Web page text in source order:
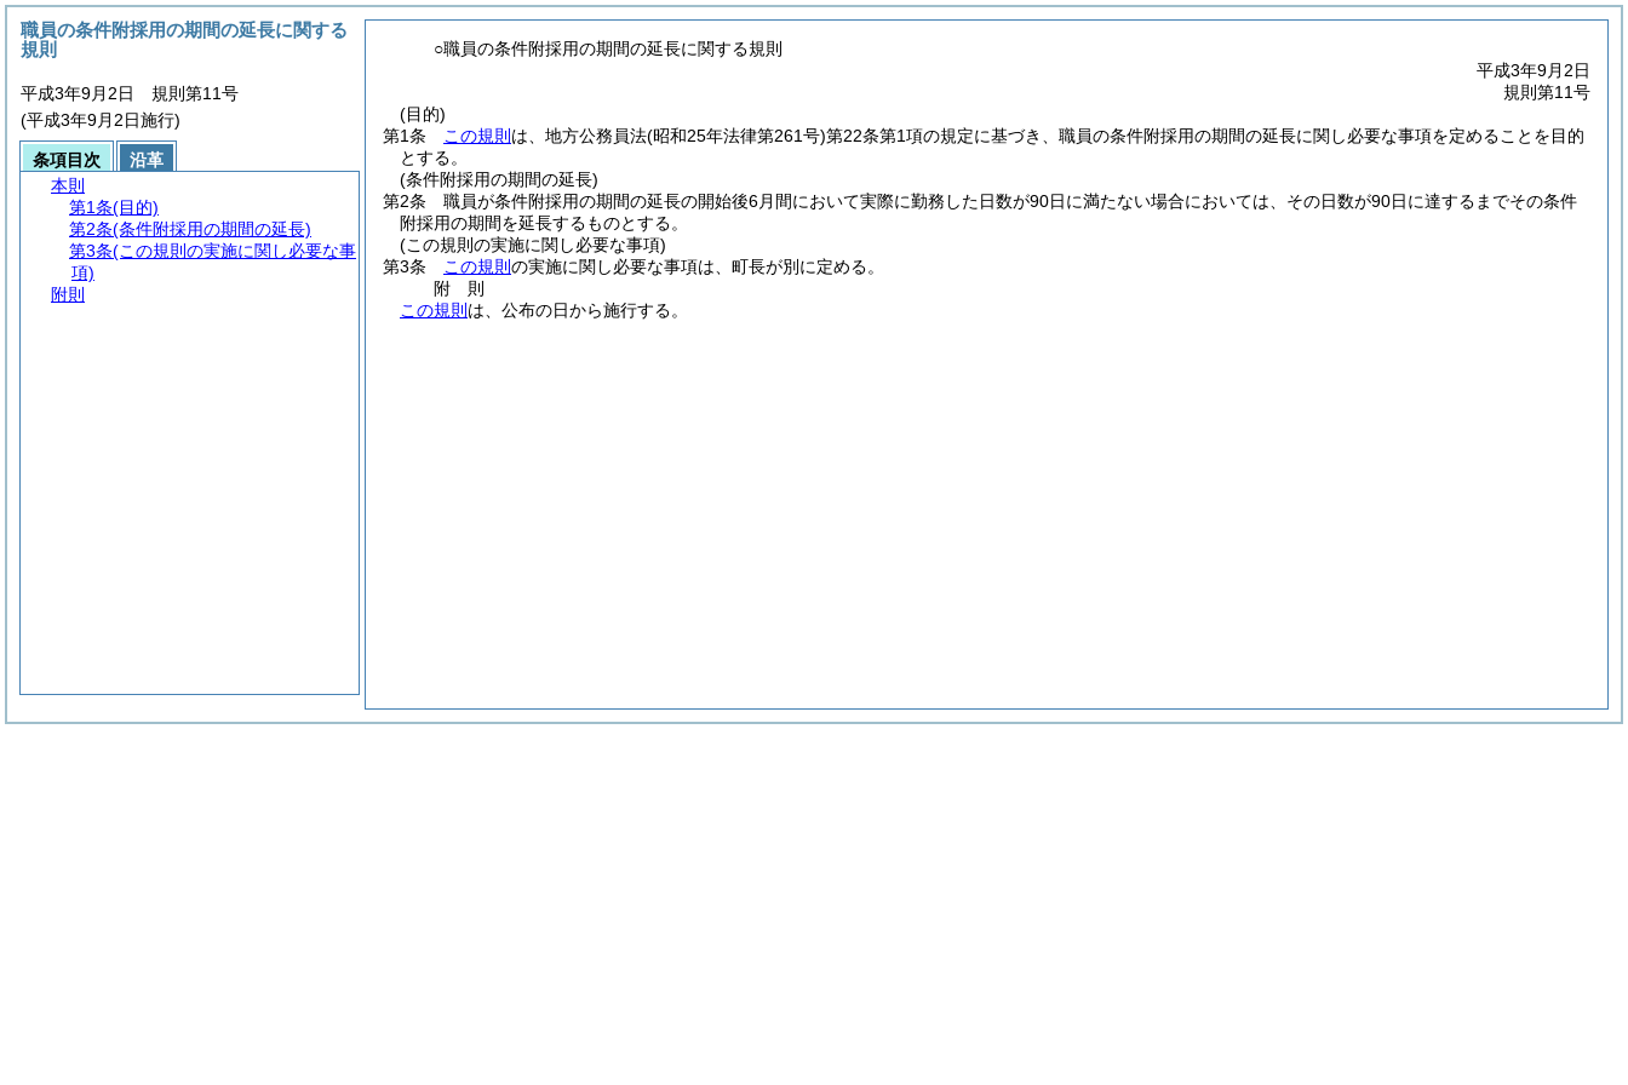
○職員の条件附採用の期間の延長に関する規則
平成3年9月2日
規則第11号
(目的)
第1条
この規則 は、地方公務員法(昭和25年法律第261号)第22条第1項の規定に基づき、職員の条件附採用の期間の延長に関し必要な事項を定めることを目的
とする。
(条件附採用の期間の延長)
第2条
職員が条件附採用の期間の延長の開始後6月間において実際に勤務した日数が90日に満たない場合においては、その日数が90日に達するまでその条件
附採用の期間を延長するものとする。
(この規則の実施に関し必要な事項)
第3条
この規則 の実施に関し必要な事項は、町長が別に定める。
附 則
この規則 は、公布の日から施行する。
職員の条件附採用の期間の延長に関する
規則
平成3年9月2日 規則第11号
(平成3年9月2日施行)
条項目次
沿革
本則
第1条(目的)
第2条(条件附採用の期間の延長)
第3条(この規則の実施に関し必要な事
項)
附則